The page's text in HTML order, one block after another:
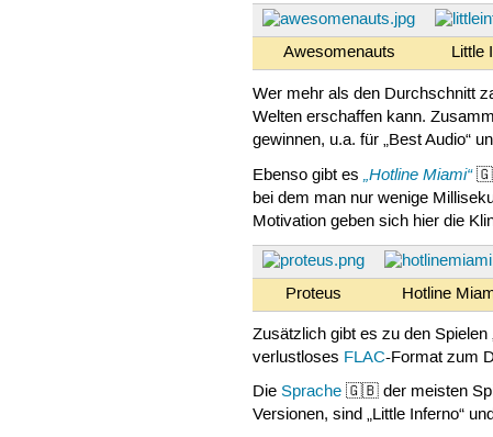
Awesomenauts Little
Wer mehr als den Durchschnitt
Welten erschaffen kann.
gewinnen, u.a. für „Best Audio“
Ebenso gibt es„Hotline Miami“
bei dem man nur wenige
Motivation geben sich hier die
Proteus Hotline
Zusätzlich gibt es zu den Spielen
verlustloses FLAC-Format zum
DieSprache 🇬🇧 der meisten
Versionen, sind „Little Inferno“